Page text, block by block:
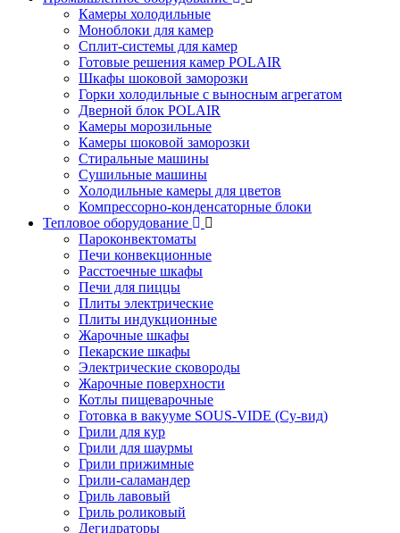
Камеры холодильные
Моноблоки для камер
Сплит-системы для камер
Готовые решения камер POLAIR
Шкафы шоковой заморозки
Горки холодильные с выносным агрегатом
Дверной блок POLAIR
Камеры морозильные
Камеры шоковой заморозки
Стиральные машины
Сушильные машины
Холодильные камеры для цветов
Компрессорно-конденсаторные блоки
Тепловое оборудование
Пароконвектоматы
Печи конвекционные
Расстоечные шкафы
Печи для пиццы
Плиты электрические
Плиты индукционные
Жарочные шкафы
Пекарские шкафы
Электрические сковороды
Жарочные поверхности
Котлы пищеварочные
Готовка в вакууме SOUS-VIDE (Су-вид)
Грили для кур
Грили для шаурмы
Грили прижимные
Грили-саламандер
Гриль лавовый
Гриль роликовый
Дегидраторы